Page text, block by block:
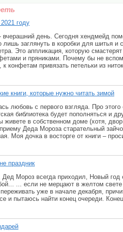
году
день. Сегодня хендмейд
лишь заглянуть в коробки для шитья
Это аппликация, которую
и пряниками. Почему бы не
к конфетам привязать петельки из
книги, которые нужно читать зимой
любовь с первого взгляда. Про
библиотека будет пополняться и
живете в собственном доме (хотя,
Деда Мороза старательный
Моя дочка в восторге от книги –
праздник
Мороз всегда приходил, Новый год
... если не мерцают в желтом
уже в начале декабря,
и пытаюсь найти конец очереди.